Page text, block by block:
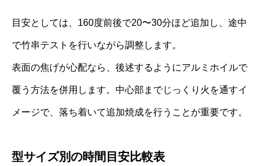
目安としては、160度前後で20〜30分ほど追加し、途中
で竹串テストを行いながら調整します。
表面の焦げが心配なら、後述するようにアルミホイルで
覆う方法を併用します。中心部までじっくり火を通すイ
メージで、落ち着いて追加焼成を行うことが重要です。
型サイズ別の時間目安比較表